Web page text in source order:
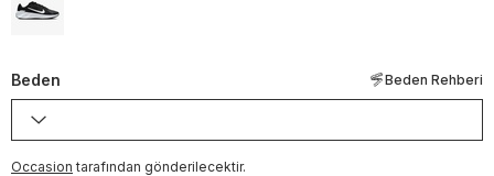
Beden Beden Rehberi
Occasion tarafından gönderilecektir.